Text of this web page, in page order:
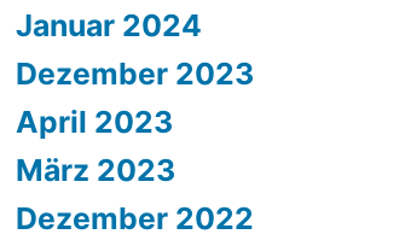
Januar 2024
Dezember 2023
April 2023
März 2023
Dezember 2022